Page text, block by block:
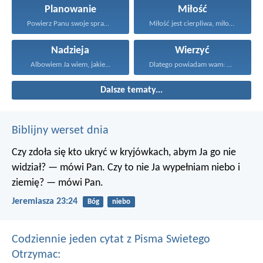
Planowanie
Powierz Panu swoje sprawy...
Miłość
Miłość jest cierpliwa, miłość...
Nadzieja
Albowiem Ja wiem, jakie...
Wierzyć
Dlatego powiadam wam: Wszystko...
Dalsze tematy...
Biblijny werset dnia
Czy zdoła się kto ukryć w kryjówkach, abym Ja go nie
widział? — mówi Pan. Czy to nie Ja wypełniam niebo i
ziemię? — mówi Pan.
Jeremiasza 23:24 Bóg niebo
Codziennie jeden cytat z Pisma Swietego
Otrzymac: